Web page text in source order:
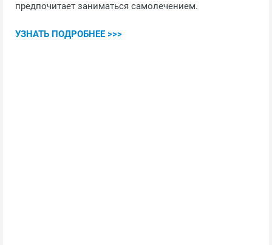
предпочитает заниматься самолечением.
УЗНАТЬ ПОДРОБНЕЕ >>>